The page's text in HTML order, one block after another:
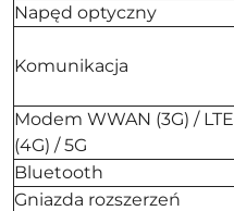
Napęd optyczny
Komunikacja
Modem WWAN (3G) / LTE
(4G) / 5G
Bluetooth
Gniazda rozszerzeń